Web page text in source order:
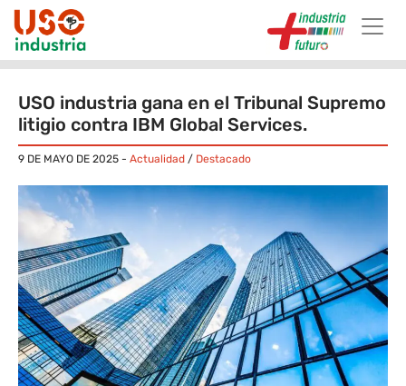
Skip to main content
USO industria gana en el Tribunal Supremo
litigio contra IBM Global Services.
9 DE MAYO DE 2025 - Actualidad / Destacado